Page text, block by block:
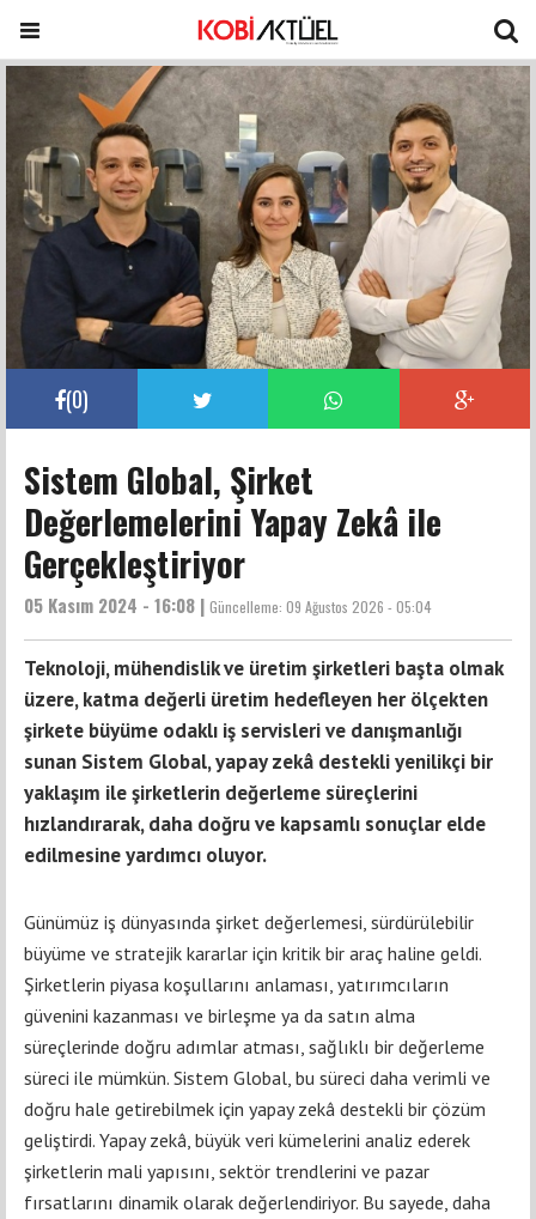
(0)
Sistem Global, Şirket
Değerlemelerini Yapay Zekâ ile
Gerçekleştiriyor
05 Kasım 2024 - 16:08 | Güncelleme: 09 Ağustos 2026 - 05:04
Teknoloji, mühendislik ve üretim şirketleri başta olmak
üzere, katma değerli üretim hedefleyen her ölçekten
şirkete büyüme odaklı iş servisleri ve danışmanlığı
sunan Sistem Global, yapay zekâ destekli yenilikçi bir
yaklaşım ile şirketlerin değerleme süreçlerini
hızlandırarak, daha doğru ve kapsamlı sonuçlar elde
edilmesine yardımcı oluyor.
Günümüz iş dünyasında şirket değerlemesi, sürdürülebilir
büyüme ve stratejik kararlar için kritik bir araç haline geldi.
Şirketlerin piyasa koşullarını anlaması, yatırımcıların
güvenini kazanması ve birleşme ya da satın alma
süreçlerinde doğru adımlar atması, sağlıklı bir değerleme
süreci ile mümkün. Sistem Global, bu süreci daha verimli ve
doğru hale getirebilmek için yapay zekâ destekli bir çözüm
geliştirdi. Yapay zekâ, büyük veri kümelerini analiz ederek
şirketlerin mali yapısını, sektör trendlerini ve pazar
fırsatlarını dinamik olarak değerlendiriyor. Bu sayede, daha